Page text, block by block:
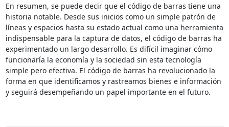
En resumen, se puede decir que el código de barras tiene una
historia notable. Desde sus inicios como un simple patrón de
líneas y espacios hasta su estado actual como una herramienta
indispensable para la captura de datos, el código de barras ha
experimentado un largo desarrollo. Es difícil imaginar cómo
funcionaría la economía y la sociedad sin esta tecnología
simple pero efectiva. El código de barras ha revolucionado la
forma en que identificamos y rastreamos bienes e información
y seguirá desempeñando un papel importante en el futuro.